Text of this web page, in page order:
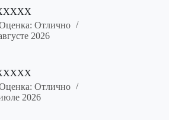
Отлично
2026
Отлично
2026